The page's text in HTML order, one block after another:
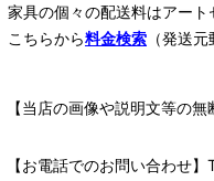
家具の個々の配送料はアート
こちらから料金検索 （発送
【当店の画像や説明文等の無
【お電話でのお問い合わせ